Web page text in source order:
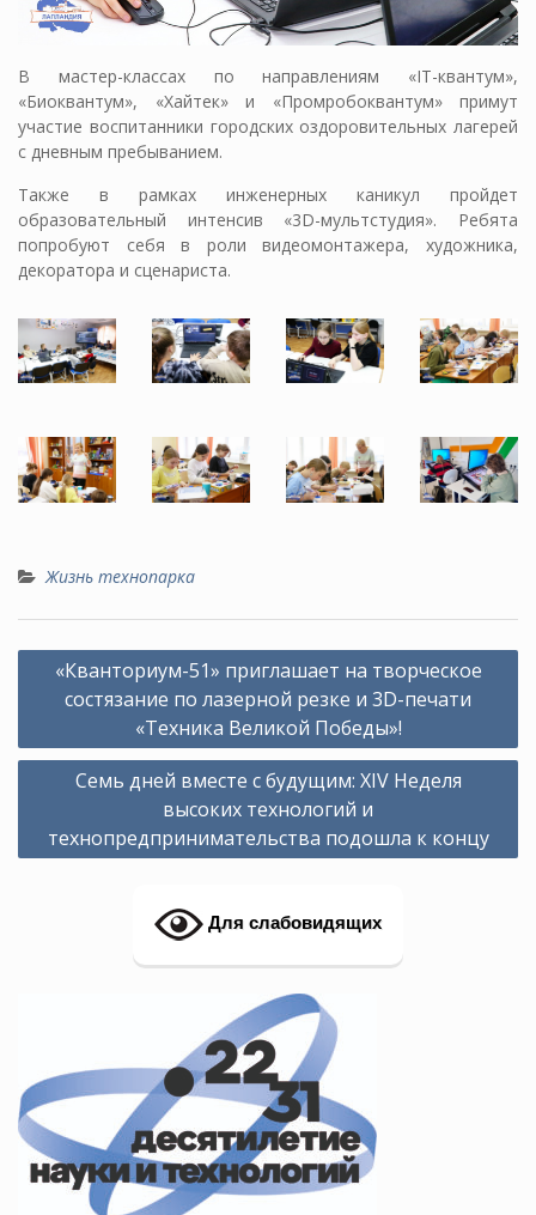
В мастер-классах по направлениям «IT-квантум»,
«Биоквантум», «Хайтек» и «Промробоквантум» примут
участие воспитанники городских оздоровительных лагерей
с дневным пребыванием.
Также в рамках инженерных каникул пройдет
образовательный интенсив «3D-мультстудия». Ребята
попробуют себя в роли видеомонтажера, художника,
декоратора и сценариста.
Жизнь технопарка
Навигация
«Кванториум-51» приглашает на творческое
состязание по лазерной резке и 3D-печати
«Техника Великой Победы»!
Семь дней вместе с будущим: XIV Неделя
высоких технологий и
технопредпринимательства подошла к концу
Для слабовидящих